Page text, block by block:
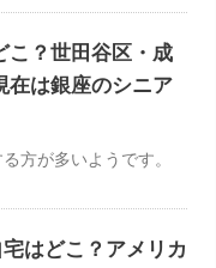
こ？世田谷区・成
在は銀座のシニア
方が多いようです。
はどこ？アメリカ